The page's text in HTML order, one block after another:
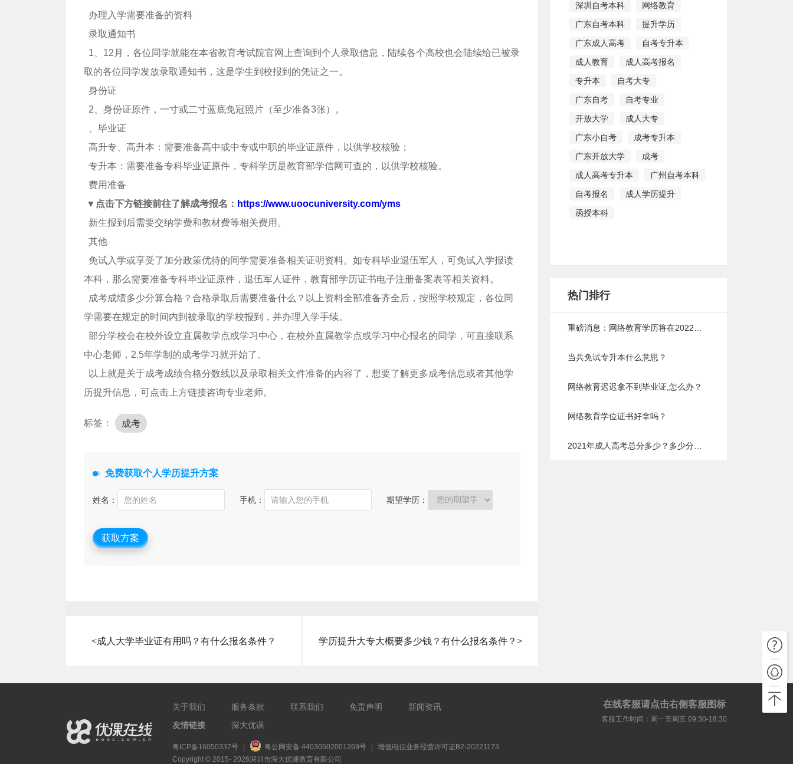
办理入学需要准备的资料
录取通知书
1、12月，各位同学就能在本省教育考试院官网上查询到个人录取信息，陆续各个高校也会陆续给已被录
取的各位同学发放录取通知书，这是学生到校报到的凭证之一。
身份证
2、身份证原件，一寸或二寸蓝底免冠照片（至少准备3张）。
、毕业证
高升专、高升本：需要准备高中或中专或中职的毕业证原件，以供学校核验；
专升本：需要准备专科毕业证原件，专科学历是教育部学信网可查的，以供学校核验。
费用准备
▼点击下方链接前往了解成考报名： https://www.uoocuniversity.com/yms
新生报到后需要交纳学费和教材费等相关费用。
其他
免试入学或享受了加分政策优待的同学需要准备相关证明资料。如专科毕业退伍军人，可免试入学报读
本科，那么需要准备专科毕业证原件，退伍军人证件，教育部学历证书电子注册备案表等相关资料。
成考成绩多少分算合格？合格录取后需要准备什么？以上资料全部准备齐全后，按照学校规定，各位同
学需要在规定的时间内到被录取的学校报到，并办理入学手续。
部分学校会在校外设立直属教学点或学习中心，在校外直属教学点或学习中心报名的同学，可直接联系
中心老师，2.5年学制的成考学习就开始了。
以上就是关于成考成绩合格分数线以及录取相关文件准备的内容了，想要了解更多成考信息或者其他学
历提升信息，可点击上方链接咨询专业老师。
标签： 成考
免费获取个人学历提升方案
姓名： 手机： 期望学历：
获取方案
<成人大学毕业证有用吗？有什么报名条件？ 学历提升大专大概要多少钱？有什么报名条件？ >
深圳自考本科
网络教育
广东自考本科
提升学历
广东成人高考
自考专升本
成人教育
成人高考报名
专升本
自考大专
广东自考
自考专业
开放大学
成人大专
广东小自考
成考专升本
广东开放大学
成考
成人高考专升本
广州自考本科
自考报名
成人学历提升
函授本科
热门排行
当兵免试专升本什么意思？
网络教育迟迟拿不到毕业证,怎么办？
网络教育学位证书好拿吗？
关于我们 服务条款 联系我们 免责声明
新闻资讯
友情链接
深大优课
粤ICP备16050337号 粤公网安备 44030502001269号
增值电信业务经营许可证B2-20221173
Copyright © 2015- 2026深圳市深大优课教育有限公司
在线客服请点击右侧客服图标
客服工作时间：周一至周五 09:30-18:30